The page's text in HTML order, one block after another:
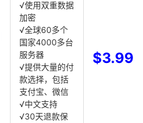
√使用双重数据
加密
√全球60多个
国家4000多台
服务器
√提供大量的付
款选择，包括
支付宝、微信
√中文支持
√30天退款保
$3.99